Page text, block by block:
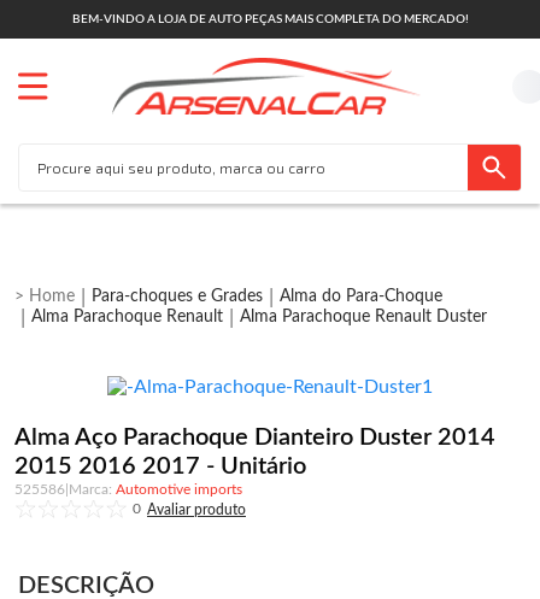
BEM-VINDO A LOJA DE AUTO PEÇAS MAIS COMPLETA DO MERCADO!
Para-choques e Grades
Alma do Para-Choque
Alma Parachoque Renault
Alma Parachoque Renault Duster
Alma Aço Parachoque Dianteiro Duster 2014
2015 2016 2017 - Unitário
525586
Automotive imports
0
DESCRIÇÃO